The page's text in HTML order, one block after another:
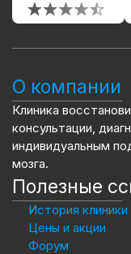
О компании
Клиника
консультации,
индивидуальным
мозга.
Полезные
История клиники
Цены и акции
Форум